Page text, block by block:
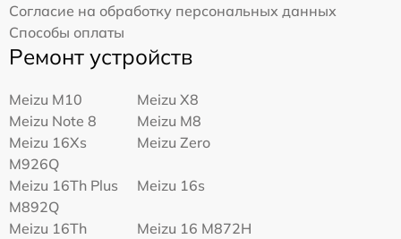
Согласие на обработку персональных данных
Способы оплаты
Ремонт устройств
Meizu M10
Meizu X8
Meizu Note 8
Meizu M8
Meizu 16Xs
M926Q
Meizu Zero
Meizu 16Th Plus
M892Q
Meizu 16s
Meizu 16Th
Meizu 16 M872H